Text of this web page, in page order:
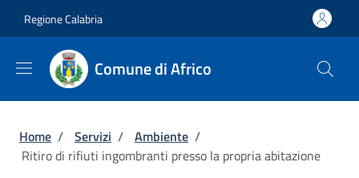
Regione Calabria
Comune di Africo
Briciole di pane
Home / Servizi / Ambiente /
Ritiro di rifiuti ingombranti presso la propria abitazione